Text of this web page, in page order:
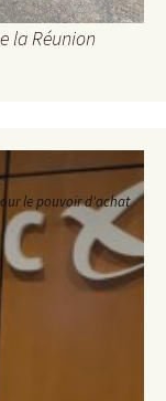
la Réunion
le pouvoir d'achat